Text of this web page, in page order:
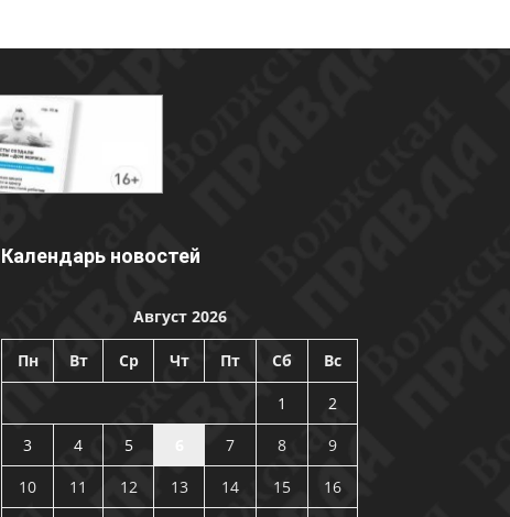
Календарь новостей
Август 2026
Пн Вт Ср Чт Пт Сб Вс
1
2
3
4 5 7 8
9
10
11 12 13 14 15
16